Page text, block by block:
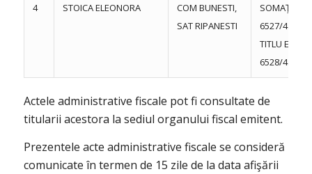
4 STOICA ELEONORA
COM BUNESTI,
SAT RIPANESTI
SOMAŢIE NR
6527/
TITLU EXEC
6528/
Actele administrative fiscale pot fi consultate de
titularii acestora la sediul organului fiscal emitent.
Prezentele acte administrative fiscale se consideră
comunicate în termen de 15 zile de la data afişării